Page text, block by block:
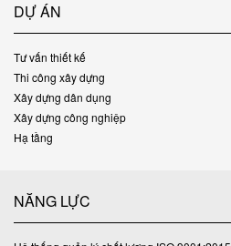
DỰ ÁN
Tư vấn thiết kế
Thi công xây dựng
Xây dựng dân dụng
Xây dựng công nghiệp
Hạ tầng
NĂNG LỰC